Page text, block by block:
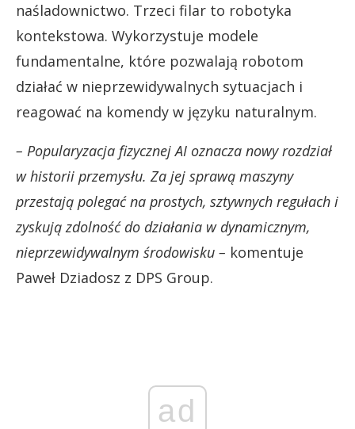
naśladownictwo. Trzeci filar to robotyka
kontekstowa. Wykorzystuje modele
fundamentalne, które pozwalają robotom
działać w nieprzewidywalnych sytuacjach i
reagować na komendy w języku naturalnym.
– Popularyzacja fizycznej AI oznacza nowy rozdział
w historii przemysłu. Za jej sprawą maszyny
przestają polegać na prostych, sztywnych regułach i
zyskują zdolność do działania w dynamicznym,
nieprzewidywalnym środowisku – komentuje
Paweł Dziadosz z DPS Group.
ad